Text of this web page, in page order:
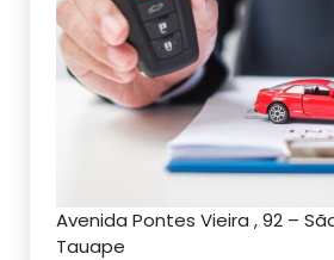
Avenida Pontes Vieira , 92 –
Tauape